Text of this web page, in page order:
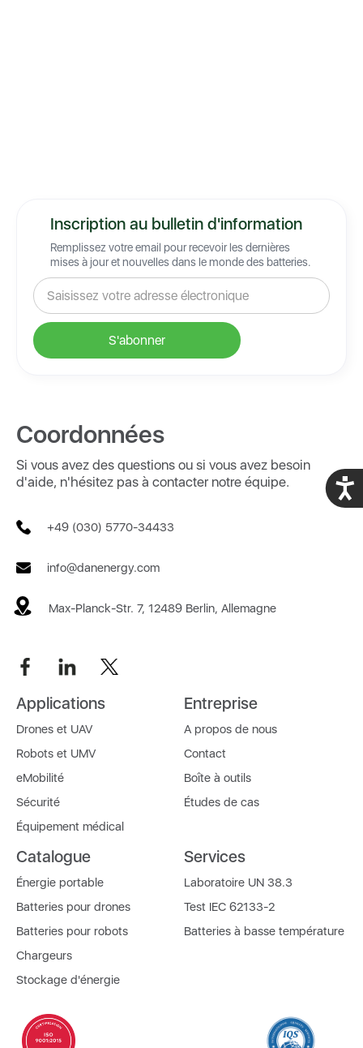
Inscription au bulletin d'information
Remplissez votre email pour recevoir les dernières
mises à jour et nouvelles dans le monde des batteries.
Coordonnées
Si vous avez des questions ou si vous avez besoin
d'aide, n'hésitez pas à contacter notre équipe.
+49 (030) 5770-34433
info@danenergy.com
Max-Planck-Str. 7, 12489 Berlin, Allemagne
Applications
Drones et UAV
Robots et UMV
eMobilité
Sécurité
Équipement médical
Entreprise
A propos de nous
Contact
Boîte à outils
Études de cas
Catalogue
Énergie portable
Batteries pour drones
Batteries pour robots
Chargeurs
Stockage d'énergie
Services
Laboratoire UN 38.3
Test IEC 62133-2
Batteries à basse température